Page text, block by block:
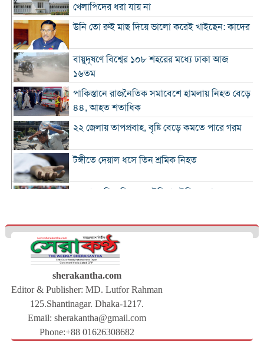
খেলাপিদের ধরা যায় না
উনি তো রুই মাছ দিয়ে ভালো করেই খাইছেন: কাদের
বায়ুদূষণে বিশ্বের ১০৮ শহরের মধ্যে ঢাকা আজ
১৬তম
পাকিস্তানে রাজনৈতিক সমাবেশে হামলায় নিহত বেড়ে
৪৪, আহত শতাধিক
২২ জেলায় তাপপ্রবাহ, বৃষ্টি বেড়ে কমতে পারে গরম
টঙ্গীতে দেয়াল ধসে তিন শ্রমিক নিহত
১২ রানে লিড নিয়ে অস্ট্রেলিয়ার ইনিংস শেষ
গলে যাওয়া হিমবাহ থেকে মিলল ৩৭ বছর আগে
নিখোঁজ পর্যটকের মরদেহ
শান্তিপূর্ণ নির্বাচনে রাজনৈতিক সমঝোতার বিকল্প
নেই
ঢাকায় আরও দেড় হাজার ডেঙ্গু শয্যা বাড়ছে :
স্বাস্থ্যমন্ত্রী
সারাদেশে বিএনপির নতুন কর্মসূচি ঘোষণা
sherakantha.com
Editor & Publisher: MD. Lutfor Rahman
125.Shantinagar. Dhaka-1217.
Email: sherakantha@gmail.com
Phone:+88 01626308682